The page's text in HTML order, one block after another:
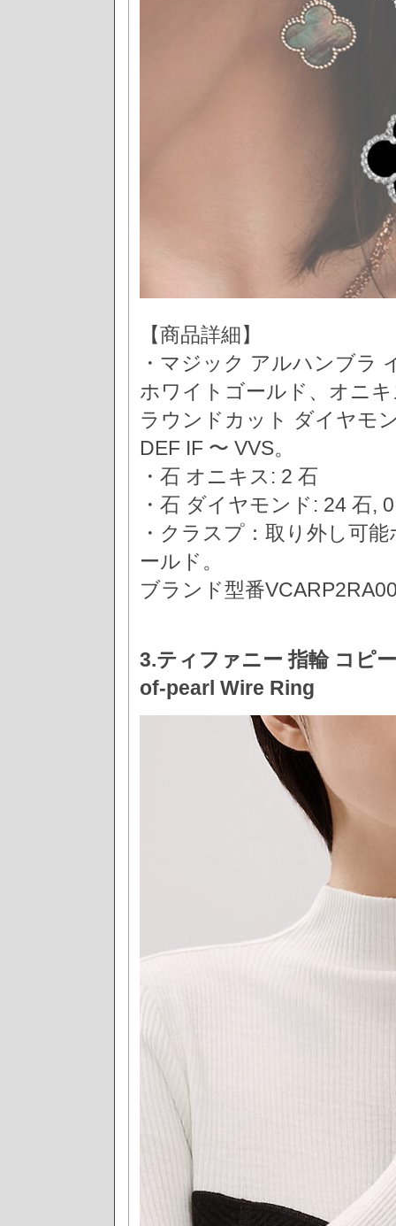
【商品詳細】
・マジック アルハンブラ
ホワイトゴールド、オニ
ラウンドカット ダイヤモ
DEF IF 〜 VVS。
・石 オニキス: 2 石
・石 ダイヤモンド: 24 石,
・クラスプ：取り外し可
ールド。
ブランド型番
3.ティファニー 指輪 コピ
of-pearl Wire Ring